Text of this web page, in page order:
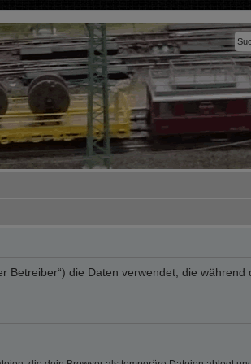
Betreiber“) die Daten verwendet, die